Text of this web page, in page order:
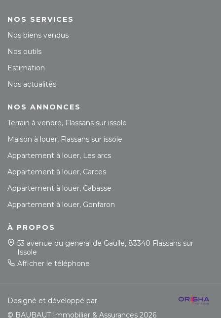
NOS SERVICES
Nos biens vendus
Nos outils
Estimation
Nos actualités
NOS ANNONCES
Terrain à vendre, Flassans sur issole
Maison à louer, Flassans sur issole
Appartement à louer, Les arcs
Appartement à louer, Carces
Appartement à louer, Cabasse
Appartement à louer, Gonfaron
À PROPOS
53 avenue du general de Gaulle, 83340 Flassans sur
Issole
Afficher le téléphone
Designé et développé par
© BAUBAUT Immobilier & Assurances 2026